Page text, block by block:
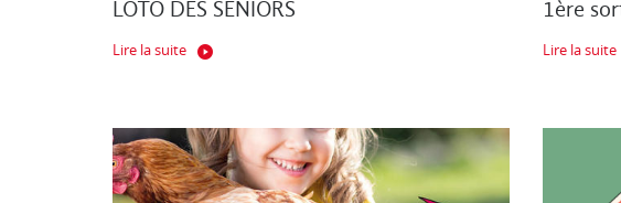
LOTO DES SENIORS
Lire la suite
1ère
Lire la suite